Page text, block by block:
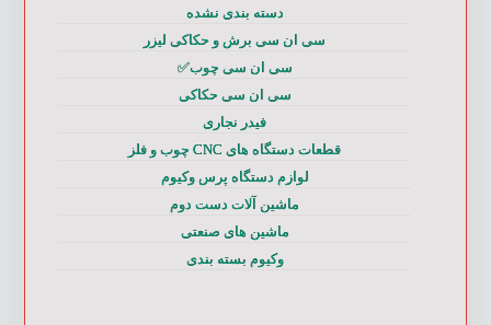
دسته بندی نشده
سی ان سی برش و حکاکی لیزر
سی ان سی چوب✅
سی ان سی حکاکی
فیدر نجاری
قطعات دستگاه های CNC چوب و فلز
لوازم دستگاه پرس وکیوم
ماشین آلات دست دوم
ماشین های صنعتی
وکیوم بسته بندی